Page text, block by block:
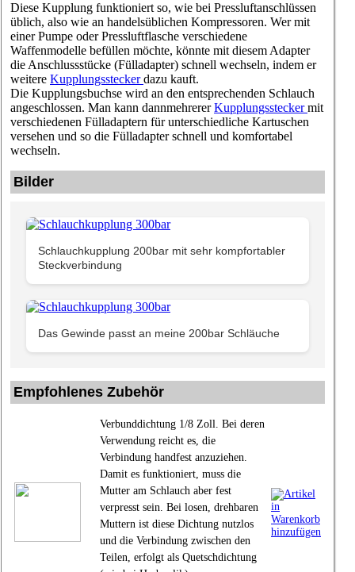
Diese Kupplung funktioniert so, wie bei Pressluftanschlüssen
üblich, also wie an handelsüblichen Kompressoren. Wer mit
einer Pumpe oder Pressluftflasche verschiedene
Waffenmodelle befüllen möchte, könnte mit diesem Adapter
die Anschlussstücke (Fülladapter) schnell wechseln, indem er
weitere Kupplungssteckerdazu kauft.
Die Kupplungsbuchse wird an den entsprechenden Schlauch
angeschlossen. Man kann dannmehrererKupplungssteckermit
verschiedenen Fülladaptern für unterschiedliche Kartuschen
versehen und so die Fülladapter schnell und komfortabel
wechseln.
Bilder
Schlauchkupplung 200bar mit sehr kompfortabler
Steckverbindung
Das Gewinde passt an meine 200bar Schläuche
Empfohlenes Zubehör
Verbunddichtung 1/8 Zoll. Bei deren
Verwendung reicht es, die
Verbindung handfest anzuziehen.
Damit es funktioniert, muss die
Mutter am Schlauch aber fest
verpresst sein. Bei losen, drehbaren
Muttern ist diese Dichtung nutzlos
und die Verbindung zwischen den
Teilen, erfolgt als Quetschdichtung